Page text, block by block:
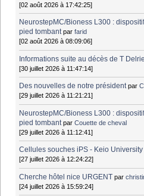
[02 août 2026 à 17:42:25]
NeurostepMC/Bioness L300 :
pied tombant parfarid
[02 août 2026 à 08:09:06]
Informations suite au décès de T
[30 juillet 2026 à 11:47:14]
Des nouvelles de notre président par
[29 juillet 2026 à 11:21:21]
NeurostepMC/Bioness L300 :
pied tombant parCouette de cheval
[29 juillet 2026 à 11:12:41]
Cellules souches iPS - Keio
[27 juillet 2026 à 12:24:22]
Cherche hôtel nice URGENT par
[24 juillet 2026 à 15:59:24]